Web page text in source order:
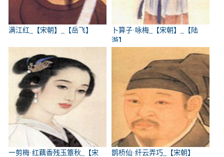
满江红_【宋朝】_【岳飞】
卜算子·咏梅_【宋朝】_【陆
游】
一剪梅·红藕香残玉簟秋_【宋
鹊桥仙·纤云弄巧_【宋朝】